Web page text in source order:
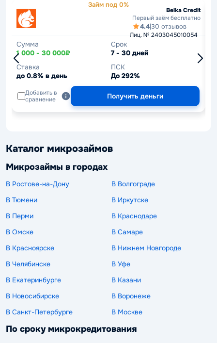
Займ под 0%
Belka Credit
Первый заём бесплатно
Лиц. № 2403045010054
4.4|30 отзывов
Сумма
1 000 - 30 000₽
Срок
7 - 30 дней
Ставка
до 0.8% в день
ПСК
До 292%
Добавить в
сравнение
Получить деньги
Каталог микрозаймов
Микрозаймы в городах
В Ростове-на-Дону
В Волгограде
В Тюмени
В Иркутске
В Перми
В Краснодаре
В Омске
В Самаре
В Красноярске
В Нижнем Новгороде
В Челябинске
В Уфе
В Екатеринбурге
В Казани
В Новосибирске
В Воронеже
В Санкт-Петербурге
В Москве
По сроку микрокредитования